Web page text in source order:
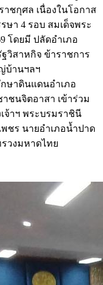
ชกุศล เนื่องในโอกาส
า 4 รอบ สมเด็จพระ
โดยมี ปลัดอำเภอ
วิสาหกิจ ข้าราชการ
บ้านฯลฯ
ษาดินแดนอำเภอ
ชนจิตอาสา เข้าร่วม
จ้าฯ พระบรมราชินี
ชร นายอำเภอน้ำปาด
วงมหาดไทย